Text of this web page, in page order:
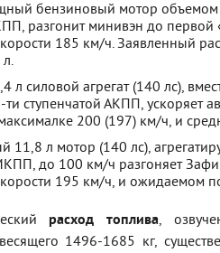
бензиновый мотор
разгонит минивэн до первой
185 км/ч. Заявленный
л.
л силовой агрегат (140 лс),
ступенчатой АКПП, ускоряет
200 (197) км/ч, и
л мотор (140 лс),
до 100 км/ч разгоняет
195 км/ч, и ожидаемом
расход топлива,
1496-1685 кг,